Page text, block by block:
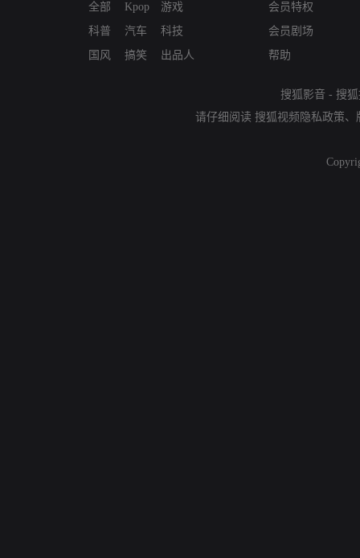
全部
科普
国风
Kpop
汽车
搞笑
游戏
科技
出品人
会员特权
会员剧场
帮助
搜狐影音 - 搜
请仔细阅读 搜狐视频隐私政策、